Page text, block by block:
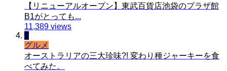
【リニューアルオープン】東武百貨店池袋のプラザ館
B1がとっても...
11,389 views
4
グルメ
オーストラリアの三大珍味?! 変わり種ジャーキーを食
べてみた。